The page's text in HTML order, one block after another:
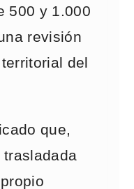
500 y 1.000
revisión
del
que,